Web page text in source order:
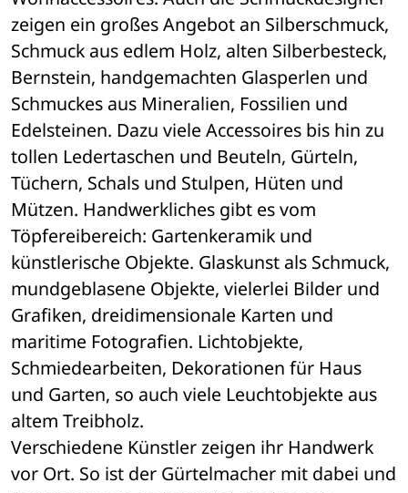
zeigen ein großes Angebot an Silberschmuck,
Schmuck aus edlem Holz, alten Silberbesteck,
Bernstein, handgemachten Glasperlen und
Schmuckes aus Mineralien, Fossilien und
Edelsteinen. Dazu viele Accessoires bis hin zu
tollen Ledertaschen und Beuteln, Gürteln,
Tüchern, Schals und Stulpen, Hüten und
Mützen. Handwerkliches gibt es vom
Töpfereibereich: Gartenkeramik und
künstlerische Objekte. Glaskunst als Schmuck,
mundgeblasene Objekte, vielerlei Bilder und
Grafiken, dreidimensionale Karten und
maritime Fotografien. Lichtobjekte,
Schmiedearbeiten, Dekorationen für Haus
und Garten, so auch viele Leuchtobjekte aus
altem Treibholz.
Verschiedene Künstler zeigen ihr Handwerk
vor Ort. So ist der Gürtelmacher mit dabei und